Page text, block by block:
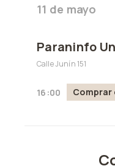
11 de mayo
Paraninfo
Calle Junín 151
16:00